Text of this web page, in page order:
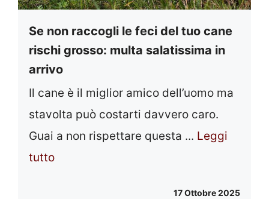
Se non raccogli le feci del tuo cane
rischi grosso: multa salatissima in
arrivo
Il cane è il miglior amico dell’uomo ma
stavolta può costarti davvero caro.
Guai a non rispettare questa ... Leggi
tutto
17 Ottobre 2025